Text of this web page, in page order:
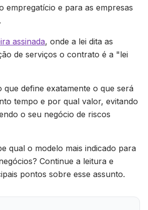
empregatício e para as empresas
assinada, onde a lei dita as
de serviços o contrato é a "lei
que define exatamente o que será
tempo e por qual valor, evitando
o seu negócio de riscos
qual o modelo mais indicado para
Continue a leitura e
pontos sobre esse assunto.